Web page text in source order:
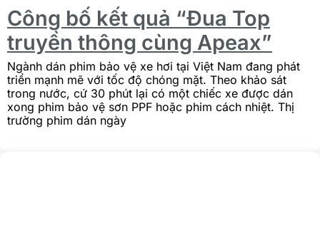
Công bố kết quả “Đua Top
truyền thông cùng Apeax”
Ngành dán phim bảo vệ xe hơi tại Việt Nam đang phát
triển mạnh mẽ với tốc độ chóng mặt. Theo khảo sát
trong nước, cứ 30 phút lại có một chiếc xe được dán
xong phim bảo vệ sơn PPF hoặc phim cách nhiệt. Thị
trường phim dán ngày